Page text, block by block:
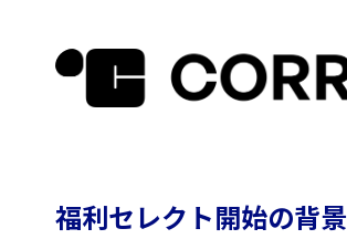
福利セレクト開始の背景